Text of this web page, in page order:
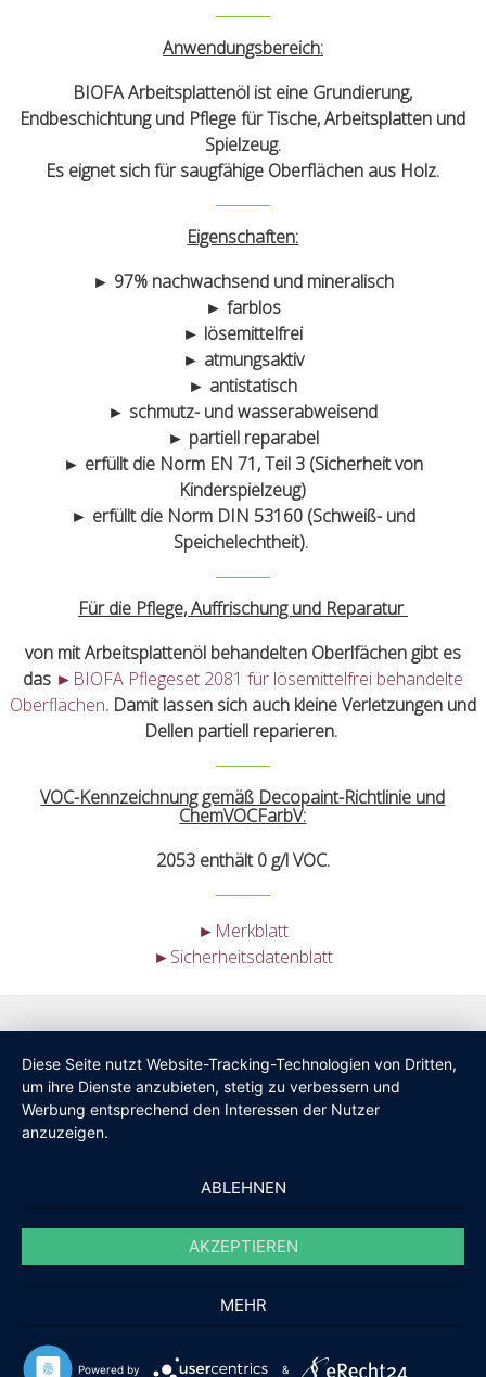
Anwendungsbereich:
BIOFA Arbeitsplattenöl ist eine Grundierung,
Endbeschichtung und Pflege für Tische, Arbeitsplatten und
Spielzeug.
Es eignet sich für saugfähige Oberflächen aus Holz.
Eigenschaften:
► 97% nachwachsend und mineralisch
► farblos
► lösemittelfrei
► atmungsaktiv
► antistatisch
► schmutz- und wasserabweisend
► partiell reparabel
► erfüllt die Norm EN 71, Teil 3 (Sicherheit von
Kinderspielzeug)
► erfüllt die Norm DIN 53160 (Schweiß- und
Speichelechtheit).
Für die Pflege, Auffrischung und Reparatur
von mit Arbeitsplattenöl behandelten Oberlfächen gibt es
das ►BIOFA Pflegeset 2081 für lösemittelfrei behandelte
Oberflächen.Damit lassen sich auch kleine Verletzungen und
Dellen partiell reparieren.
VOC-Kennzeichnung gemäß Decopaint-Richtlinie und
ChemVOCFarbV:
2053 enthält 0 g/l VOC.
►Merkblatt
►Sicherheitsdatenblatt
Diese Seite nutzt Website-Tracking-Technologien von Dritten,
um ihre Dienste anzubieten, stetig zu verbessern und
Werbung entsprechend den Interessen der Nutzer
anzuzeigen.
ABLEHNEN
AKZEPTIEREN
MEHR
Powered by &